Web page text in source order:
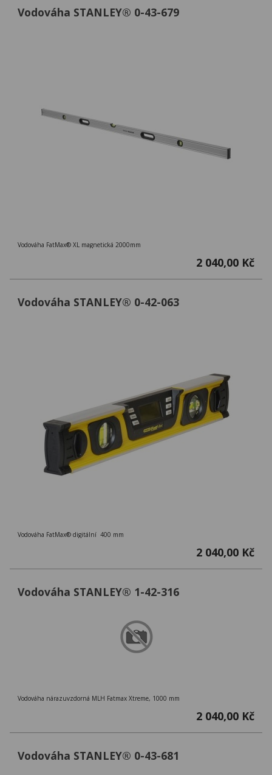
Vodováha STANLEY® 0-43-679
Vodováha FatMax® XL magnetická 2000mm
2 040,00 Kč
Vodováha STANLEY® 0-42-063
Vodováha FatMax® digitální 400 mm
2 040,00 Kč
Vodováha STANLEY® 1-42-316
Vodováha nárazuvzdorná MLH Fatmax Xtreme, 1000 mm
2 040,00 Kč
Vodováha STANLEY® 0-43-681